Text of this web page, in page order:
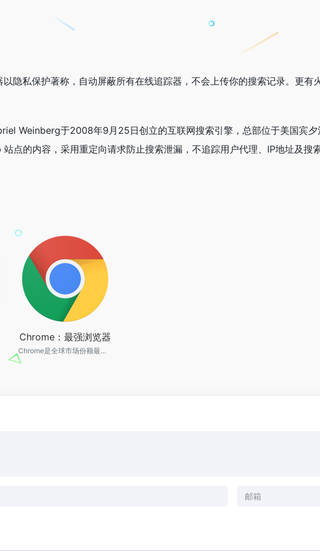
隐私保护著称，自动屏蔽所有在线追踪器，不会上传你的搜索记录。更
Weinberg于2008年9月25日创立的互联网搜索引擎，总部位于美国宾
点的内容，采用重定向请求防止搜索泄漏，不追踪用户代理、IP地址及
Chrome：最强浏览器
Chrome是全球市场份额最高的浏览器，以其强大的扩展生态和出色的跨设备同步能力受到用户青睐。